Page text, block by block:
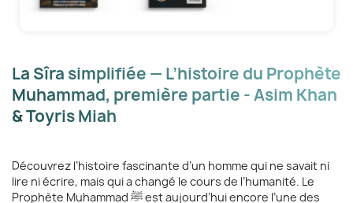
La Sîra simplifiée — L’histoire du Prophète
Muhammad, première partie - Asim Khan
& Toyris Miah
Découvrez l’histoire fascinante d’un homme qui ne savait ni
lire ni écrire, mais qui a changé le cours de l’humanité. Le
Prophète Muhammad ﷺ est aujourd’hui encore l’une des